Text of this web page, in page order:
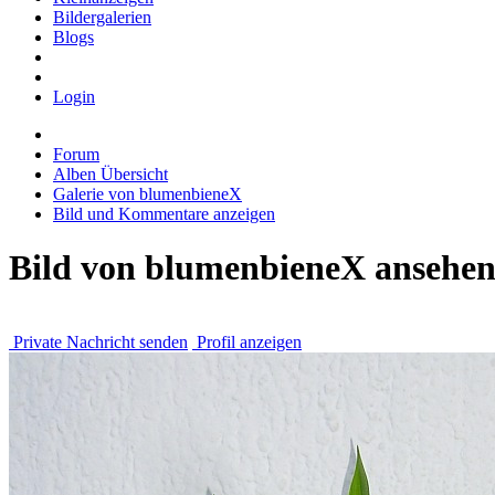
Bildergalerien
Blogs
Login
Forum
Alben Übersicht
Galerie von blumenbieneX
Bild und Kommentare anzeigen
Bild von blumenbieneX ansehen
Private Nachricht senden Profil anzeigen